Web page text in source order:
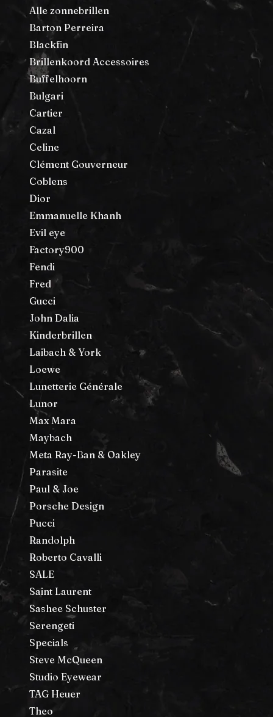
Alle zonnebrillen
Barton Perreira
Blackfin
Brillenkoord Accessoires
Buffelhoorn
Bulgari
Cartier
Cazal
Celine
Clément Gouverneur
Coblens
Dior
Emmanuelle Khanh
Evil eye
Factory900
Fendi
Fred
Gucci
John Dalia
Kinderbrillen
Laibach & York
Loewe
Lunetterie Générale
Lunor
Max Mara
Maybach
Meta Ray-Ban & Oakley
Parasite
Paul & Joe
Porsche Design
Pucci
Randolph
Roberto Cavalli
SALE
Saint Laurent
Sashee Schuster
Serengeti
Specials
Steve McQueen
Studio Eyewear
TAG Heuer
Theo